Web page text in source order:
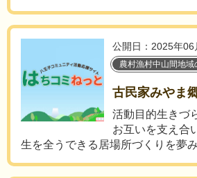
公開日：2025年06
農村漁村中山間地域
古民家みやま
活動目的生きづ
お互いを支え合
生を全うできる居場所づくりを夢